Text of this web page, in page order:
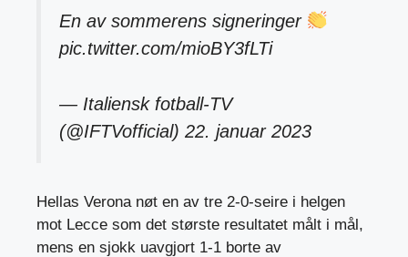
En av sommerens signeringer
pic.twitter.com/mioBY3fLTi
— Italiensk fotball-TV
(@IFTVofficial) 22. januar 2023
Hellas Verona nøt en av tre 2-0-seire i helgen
mot Lecce som det største resultatet målt i mål,
mens en sjokk uavgjort 1-1 borte av